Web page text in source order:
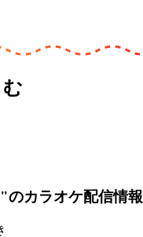
のカラオケ配信情報